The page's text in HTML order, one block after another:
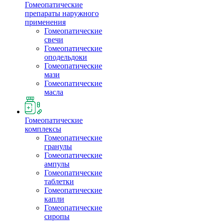
Гомеопатические
препараты наружного
применения
Гомеопатические
свечи
Гомеопатические
оподельдоки
Гомеопатические
мази
Гомеопатические
масла
Гомеопатические
комплексы
Гомеопатические
гранулы
Гомеопатические
ампулы
Гомеопатические
таблетки
Гомеопатические
капли
Гомеопатические
сиропы